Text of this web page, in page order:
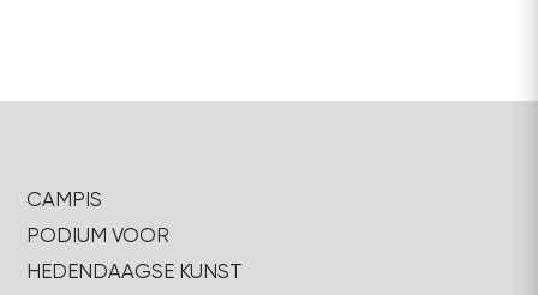
CAMPIS
PODIUM VOOR
HEDENDAAGSE KUNST